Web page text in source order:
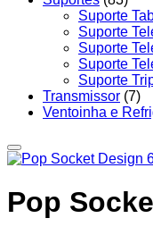
Suporte
Suporte
Suporte
Suporte
Suporte
Transmissor (7)
Ventoinha e
Pop